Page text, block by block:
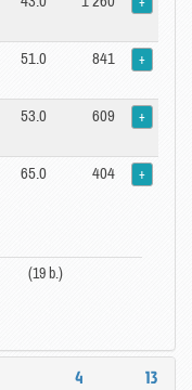
51.0 841 +
53.0 609 +
65.0 404 +
(19 b.)
4
13